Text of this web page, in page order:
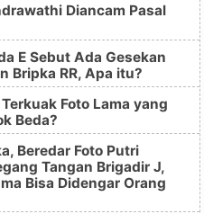
Diancam Pasal
E Sebut Ada Gesekan
Bripka RR, Apa itu?
Foto Lama yang
Beda?
Beredar Foto Putri
Tangan Brigadir J,
Bisa Didengar Orang